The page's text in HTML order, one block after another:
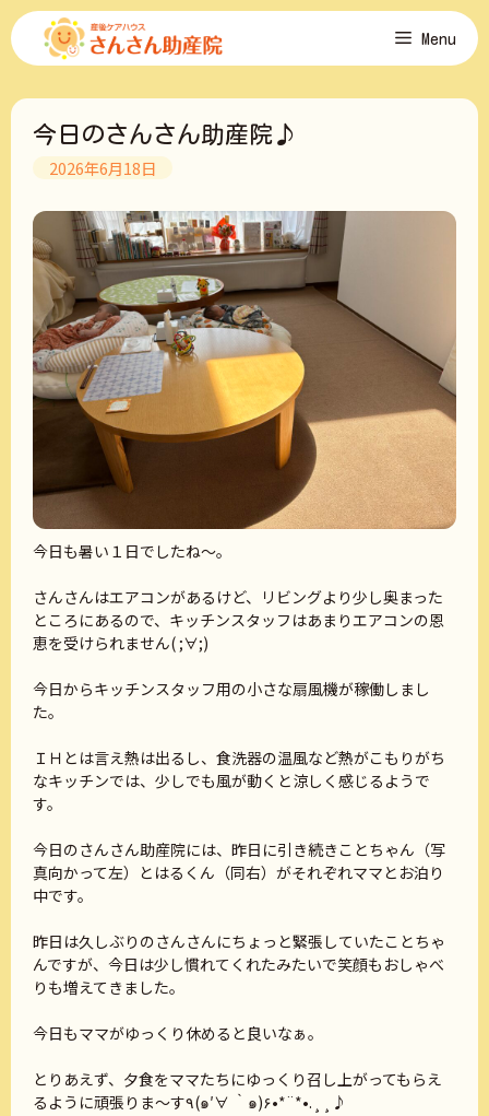
コ
ン
ツ
Menu
今日のさんさん助産院♪
2026年6月18日
今日も暑い１日でしたね～。
さんさんはエアコンがあるけど、リビングより少し奥まった
ところにあるので、キッチンスタッフはあまりエアコンの恩
恵を受けられません( ;∀;)
今日からキッチンスタッフ用の小さな扇風機が稼働しまし
た。
ＩＨとは言え熱は出るし、食洗器の温風など熱がこもりがち
なキッチンでは、少しでも風が動くと涼しく感じるようで
す。
今日のさんさん助産院には、昨日に引き続きことちゃん（写
真向かって左）とはるくん（同右）がそれぞれママとお泊り
中です。
昨日は久しぶりのさんさんにちょっと緊張していたことちゃ
んですが、今日は少し慣れてくれたみたいで笑顔もおしゃべ
りも増えてきました。
今日もママがゆっくり休めると良いなぁ。
とりあえず、夕食をママたちにゆっくり召し上がってもらえ
るように頑張りま～す٩(๑′∀ ‵๑)۶•*¨*•.¸¸♪